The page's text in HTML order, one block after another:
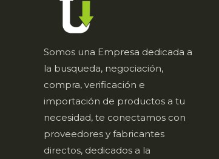
Somos una Empresa dedicada a
la busqueda, negociación,
compra, verificación e
importación de productos a tu
necesidad, te conectamos con
proveedores y fabricantes
directos, dedicados a la